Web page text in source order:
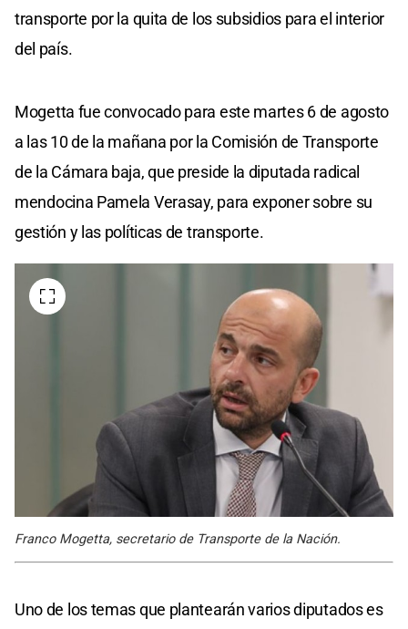
transporte por la quita de los subsidios para el interior
del país.
Mogetta fue convocado para este martes 6 de agosto
a las 10 de la mañana por la Comisión de Transporte
de la Cámara baja, que preside la diputada radical
mendocina Pamela Verasay, para exponer sobre su
gestión y las políticas de transporte.
Franco Mogetta, secretario de Transporte de la Nación.
Uno de los temas que plantearán varios diputados es